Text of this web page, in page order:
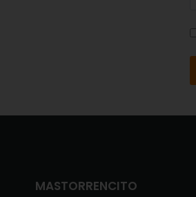
MASTORRENCITO